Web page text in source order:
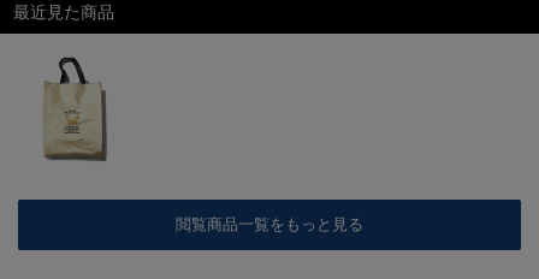
最近見た商品
閲覧商品一覧をもっと見る